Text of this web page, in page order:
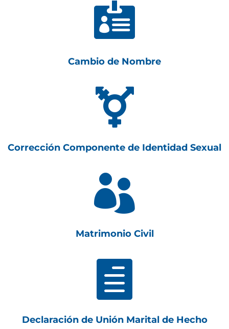

Cambio de Nombre

Corrección Componente de Identidad Sexual

Matrimonio Civil

Declaración de Unión Marital de Hecho